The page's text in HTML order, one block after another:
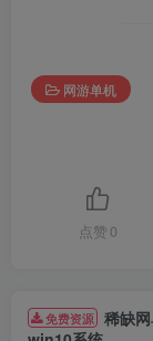
网游单机
点赞 0
免费资源 稀缺